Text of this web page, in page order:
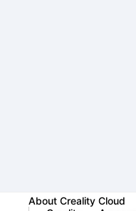
About Creality Cloud